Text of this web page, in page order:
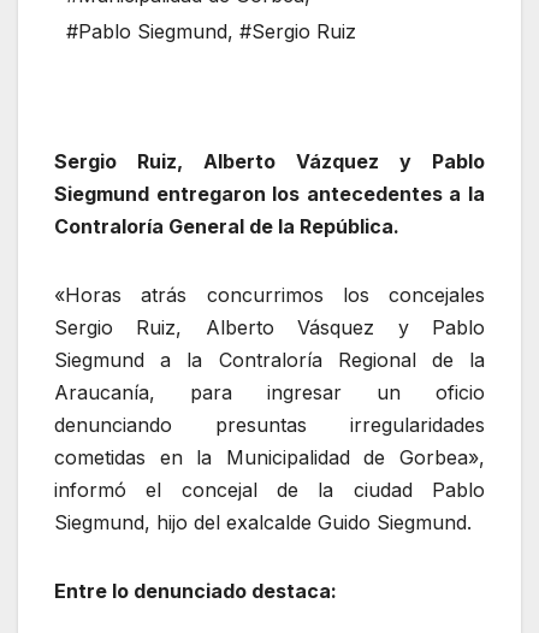
#Pablo Siegmund, #Sergio Ruiz
Sergio Ruiz, Alberto Vázquez y Pablo
Siegmund entregaron los antecedentes a la
Contraloría General de la República.
«Horas atrás concurrimos los concejales
Sergio Ruiz, Alberto Vásquez y Pablo
Siegmund a la Contraloría Regional de la
Araucanía, para ingresar un oficio
denunciando presuntas irregularidades
cometidas en la Municipalidad de Gorbea»,
informó el concejal de la ciudad Pablo
Siegmund, hijo del exalcalde Guido Siegmund.
Entre lo denunciado destaca: